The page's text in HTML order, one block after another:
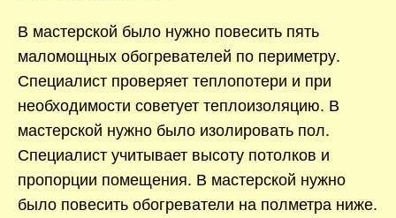
В мастерской было нужно повесить пять
маломощных обогревателей по периметру.
Специалист проверяет теплопотери и при
необходимости советует теплоизоляцию. В
мастерской нужно было изолировать пол.
Специалист учитывает высоту потолков и
пропорции помещения. В мастерской нужно
было повесить обогреватели на полметра ниже.